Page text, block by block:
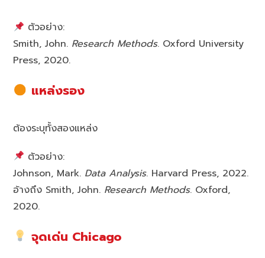
ตัวอย่าง:
Smith, John. Research Methods. Oxford University
Press, 2020.
แหล่งรอง
ต้องระบุทั้งสองแหล่ง
ตัวอย่าง:
Johnson, Mark. Data Analysis. Harvard Press, 2022.
อ้างถึง Smith, John. Research Methods. Oxford,
2020.
จุดเด่น Chicago